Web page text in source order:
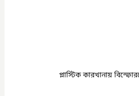
প্লাস্টিক কারখানায়